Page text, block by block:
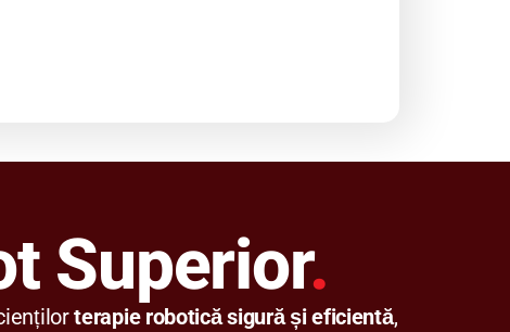
Superior.
terapie robotică sigură și eficientă,